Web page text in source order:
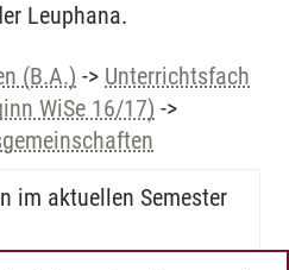
Leuphana.
(B.A.) -> Unterrichtsfach
WiSe 16/17) ->
im aktuellen Semester